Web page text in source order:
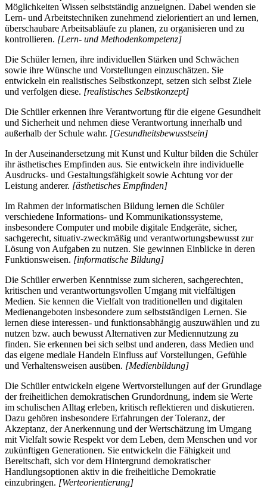
Möglichkeiten Wissen selbstständig anzueignen. Dabei wenden sie
Lern- und Arbeitstechniken zunehmend zielorientiert an und lernen,
überschaubare Arbeitsabläufe zu planen, zu organisieren und zu
kontrollieren. [Lern- und Methodenkompetenz]
Die Schüler lernen, ihre individuellen Stärken und Schwächen
sowie ihre Wünsche und Vorstellungen einzuschätzen. Sie
entwickeln ein realistisches Selbstkonzept, setzen sich selbst Ziele
und verfolgen diese. [realistisches Selbstkonzept]
Die Schüler erkennen ihre Verantwortung für die eigene Gesundheit
und Sicherheit und nehmen diese Verantwortung innerhalb und
außerhalb der Schule wahr. [Gesundheitsbewusstsein]
In der Auseinandersetzung mit Kunst und Kultur bilden die Schüler
ihr ästhetisches Empfinden aus. Sie entwickeln ihre individuelle
Ausdrucks- und Gestaltungsfähigkeit sowie Achtung vor der
Leistung anderer. [ästhetisches Empfinden]
Im Rahmen der informatischen Bildung lernen die Schüler
verschiedene Informations- und Kommunikationssysteme,
insbesondere Computer und mobile digitale Endgeräte, sicher,
sachgerecht, situativ-zweckmäßig und verantwortungsbewusst zur
Lösung von Aufgaben zu nutzen. Sie gewinnen Einblicke in deren
Funktionsweisen. [informatische Bildung]
Die Schüler erwerben Kenntnisse zum sicheren, sachgerechten,
kritischen und verantwortungsvollen Umgang mit vielfältigen
Medien. Sie kennen die Vielfalt von traditionellen und digitalen
Medienangeboten insbesondere zum selbstständigen Lernen. Sie
lernen diese interessen- und funktionsabhängig auszuwählen und zu
nutzen bzw. auch bewusst Alternativen zur Mediennutzung zu
finden. Sie erkennen bei sich selbst und anderen, dass Medien und
das eigene mediale Handeln Einfluss auf Vorstellungen, Gefühle
und Verhaltensweisen ausüben. [Medienbildung]
Die Schüler entwickeln eigene Wertvorstellungen auf der Grundlage
der freiheitlichen demokratischen Grundordnung, indem sie Werte
im schulischen Alltag erleben, kritisch reflektieren und diskutieren.
Dazu gehören insbesondere Erfahrungen der Toleranz, der
Akzeptanz, der Anerkennung und der Wertschätzung im Umgang
mit Vielfalt sowie Respekt vor dem Leben, dem Menschen und vor
zukünftigen Generationen. Sie entwickeln die Fähigkeit und
Bereitschaft, sich vor dem Hintergrund demokratischer
Handlungsoptionen aktiv in die freiheitliche Demokratie
einzubringen. [Werteorientierung]